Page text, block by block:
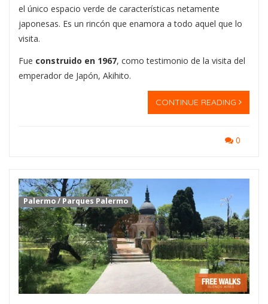
el único espacio verde de características netamente
japonesas. Es un rincón que enamora a todo aquel que lo
visita.
Fue construido en 1967, como testimonio de la visita del
emperador de Japón, Akihito.
CONTINUE READING
0
Palermo/ Parques Palermo